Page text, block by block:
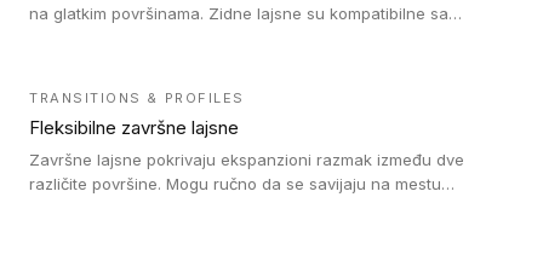
na glatkim površinama. Zidne lajsne su kompatibilne sa
TRANSITIONS & PROFILES
Fleksibilne završne lajsne
Završne lajsne pokrivaju ekspanzioni razmak između dve
različite površine. Mogu ručno da se savijaju na mestu